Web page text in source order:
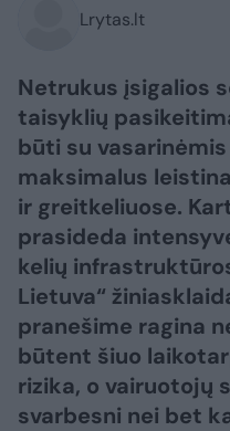
Lrytas.lt
Netrukus įsigalios
taisyklių
būti su
maksimalus
ir greitkeliuose.
prasideda
kelių
Lietuva“
pranešime ragina
būtent šiuo
rizika, o vairuotojų
svarbesni nei bet